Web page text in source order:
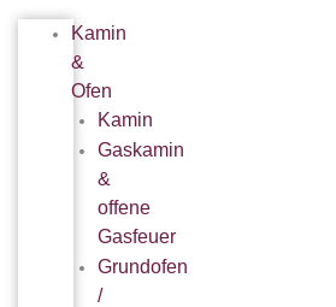
Kamin
&
Ofen
Kamin
Gaskamin
&
offene
Gasfeuer
Grundofen
/